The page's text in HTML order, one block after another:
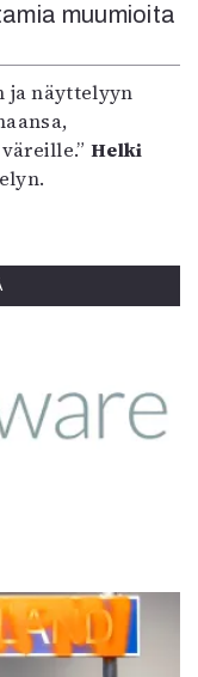
muumioita
ja näyttelyyn
Helki